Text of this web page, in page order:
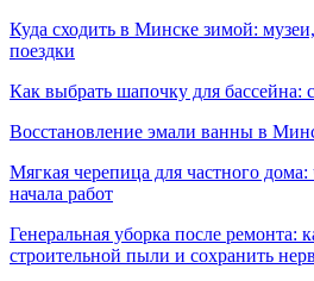
Куда сходить в Минске зимой:
поездки
Как выбрать шапочку для бассейна:
Восстановление эмали ванны в
Мягкая черепица для частного
начала работ
Генеральная уборка после ремонта:
строительной пыли и сохранить